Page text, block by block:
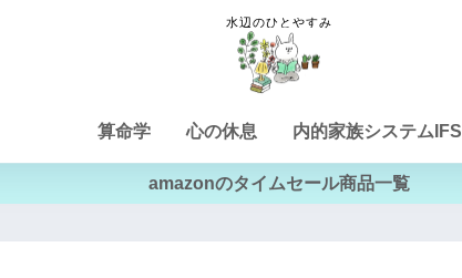
算命学 心の休息 内的家族システムIFS
amazonのタイムセール商品一覧